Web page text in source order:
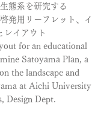
態系を研究する
発用リーフレット、イ
レイアウト
for an educational
Satoyama Plan, a
the landscape and
at Aichi University
Design Dept.